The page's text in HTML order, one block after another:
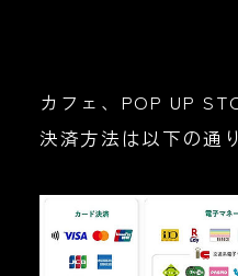
カフェ、POP UP
決済方法は以下の通